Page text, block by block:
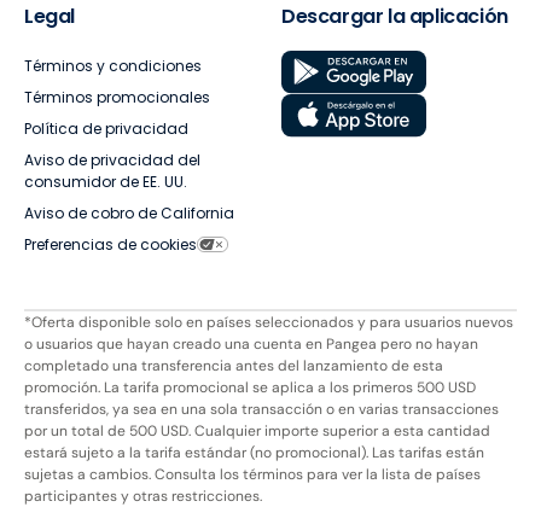
Legal
Términos y condiciones
Términos promocionales
Política de privacidad
Aviso de privacidad del
consumidor de EE. UU.
Aviso de cobro de California
Preferencias de cookies
Descargar la aplicación
*Oferta disponible solo en países seleccionados y para usuarios nuevos
o usuarios que hayan creado una cuenta en Pangea pero no hayan
completado una transferencia antes del lanzamiento de esta
promoción. La tarifa promocional se aplica a los primeros 500 USD
transferidos, ya sea en una sola transacción o en varias transacciones
por un total de 500 USD. Cualquier importe superior a esta cantidad
estará sujeto a la tarifa estándar (no promocional). Las tarifas están
sujetas a cambios. Consulta los términos para ver la lista de países
participantes y otras restricciones.